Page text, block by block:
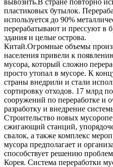
пластиковых бутылок.
используется до 90%
перерабатывают и прессуют в
здания и целые острова.
Китай.Огромные объемы
населения привели к
мусора, который сложно
просто утопал в мусоре. К
страны внедрили и стали
сортировку отходов. 17 млрд
сооружений по переработке и
разработку и внедрение
Строительство новых
сжигающий станций,
свалок, а также комплекс
мусора предполагает и
способствует решению
Корея. Система переработки